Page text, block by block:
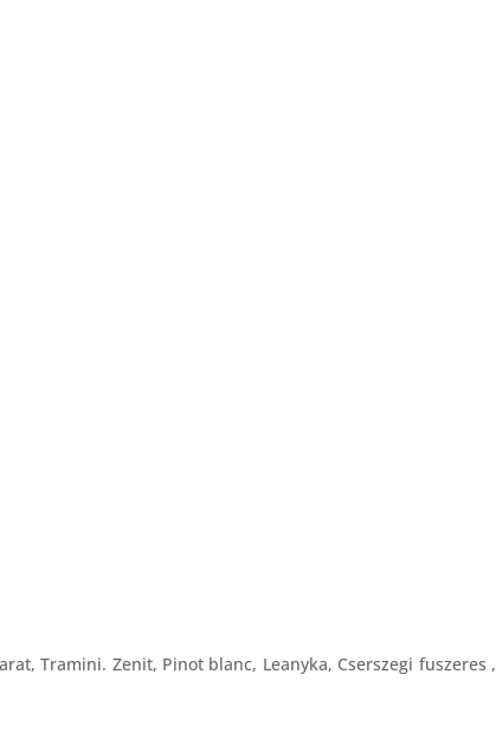
Tramini. Zenit, Pinot blanc, Leanyka, Cserszegi fuszeres ,